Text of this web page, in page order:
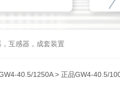
互感器，成套装置
40.5/1250A> 正品GW4-40.5/